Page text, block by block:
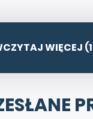
WIĘCEJ